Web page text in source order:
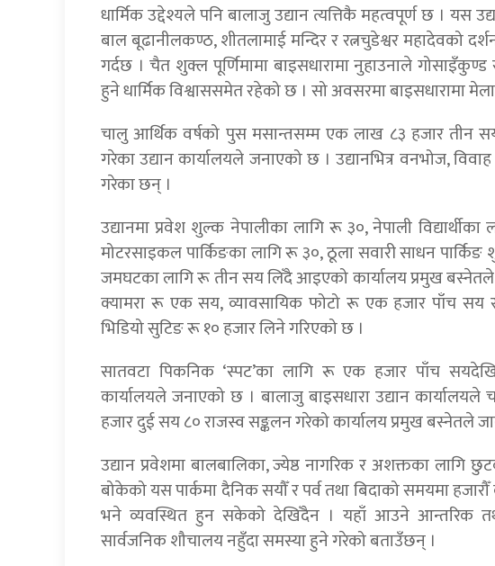
धार्मिक उद्देश्यले पनि बालाजु उद्यान त्यत्तिकै महत्वपूर्ण छ । यस
बाल बूढानीलकण्ठ, शीतलामाई मन्दिर र रत्नचुडेश्वर महादेवको
गर्दछ । चैत शुक्ल पूर्णिमामा बाइसधारामा नुहाउनाले गोसाइँकुण्ड
हुने धार्मिक विश्वाससमेत रहेको छ । सो अवसरमा बाइसधारामा
चालु आर्थिक वर्षको पुस मसान्तसम्म एक लाख ८३ हजार तीन
गरेका उद्यान कार्यालयले जनाएको छ । उद्यानभित्र वनभोज,
गरेका छन् ।
उद्यानमा प्रवेश शुल्क नेपालीका लागि रू ३०, नेपाली
मोटरसाइकल पार्किङका लागि रू ३०, ठूला सवारी साधन
जमघटका लागि रू तीन सय लिँदै आइएको कार्यालय प्रमुख बस्नेतले
क्यामरा रू एक सय, व्यावसायिक फोटो रू एक हजार पाँच सय
भिडियो सुटिङ रू १० हजार लिने गरिएको छ ।
सातवटा पिकनिक ‘स्पट’का लागि रू एक हजार पाँच
कार्यालयले जनाएको छ । बालाजु बाइसधारा उद्यान
हजार दुई सय ८० राजस्व सङ्कलन गरेको कार्यालय प्रमुख बस्नेतले
उद्यान प्रवेशमा बालबालिका, ज्येष्ठ नागरिक र अशक्तका लागि
बोकेको यस पार्कमा दैनिक सयौँ र पर्व तथा बिदाको समयमा
भने व्यवस्थित हुन सकेको देखिँदैन । यहाँ आउने आन्तरिक तथा
सार्वजनिक शौचालय नहुँदा समस्या हुने गरेको बताउँछन् ।